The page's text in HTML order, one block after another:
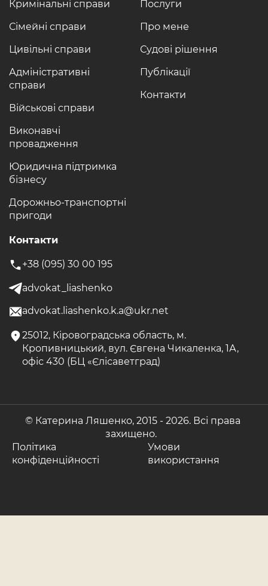
Послуги
Про мене
Судові рішення
Публікації
Контакти
Кримінальні справи
Сімейні справи
Цивільні справи
Адміністративні
справи
Військові справи
Виконавчі
провадження
Юридична підтримка
бізнесу
Дорожньо-транспортні
пригоди
Контакти
+38 (095) 30 00 195
advokat_liashenko
advokat.liashenko.k.a@ukr.net
25012, Кіровоградська область, м.
Кропивницький, вул. Євгена Чикаленка, 1А,
офіс 430 (БЦ «Єлісаветград)
© Катерина Ляшенко, 2015 - 2026. Всі права
захищено.
Політика
конфіденційності
Умови
використання